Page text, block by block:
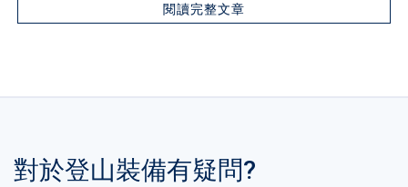
閱讀完整文章
對於登山裝備有疑問?